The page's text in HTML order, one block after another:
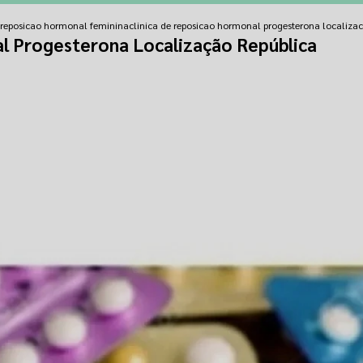
hormonal femininaclinica de reposicao hormonal progesterona
Progesterona Localização República